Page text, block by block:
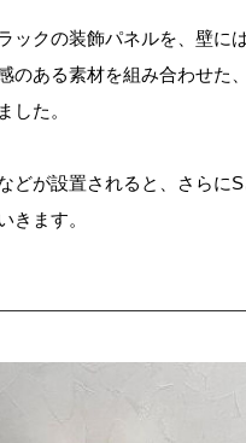
ックの装飾パネルを、壁に
のある素材を組み合わせた
した。
どが設置されると、さらに
きます。